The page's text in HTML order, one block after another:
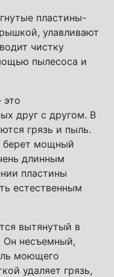
пластины-
улавливают
чистку
пылесоса и
друг с другом. В
грязь и пыль.
берет мощный
длинным
пластины
естественным
вытянутый в
Он несъемный,
моющего
удаляет грязь,